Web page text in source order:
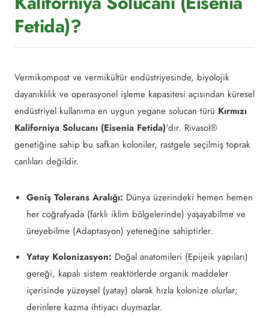
Fetida)?
Vermikompost ve vermikültür endüstriyesinde, biyolojik
dayanıklılık ve operasyonel işleme kapasitesi açısından küresel
endüstriyel kullanıma en uygun yegane solucan türü Kırmızı
Kaliforniya Solucanı (Eisenia Fetida)'dır. Rivasol®
genetiğine sahip bu safkan koloniler, rastgele seçilmiş toprak
canlıları değildir.
Geniş Tolerans Aralığı: Dünya üzerindeki hemen hemen
her coğrafyada (farklı iklim bölgelerinde) yaşayabilme ve
üreyebilme (Adaptasyon) yeteneğine sahiptirler.
Yatay Kolonizasyon: Doğal anatomileri (Epijeik yapıları)
gereği, kapalı sistem reaktörlerde organik maddeler
içerisinde yüzeysel (yatay) olarak hızla kolonize olurlar;
derinlere kazma ihtiyacı duymazlar.